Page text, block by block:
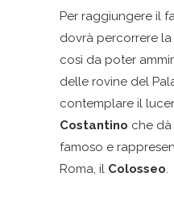
Per raggiungere il
dovrà percorrere la
così da poter
delle rovine del
contemplare il
Costantino che
famoso e
Roma, il Colosseo.